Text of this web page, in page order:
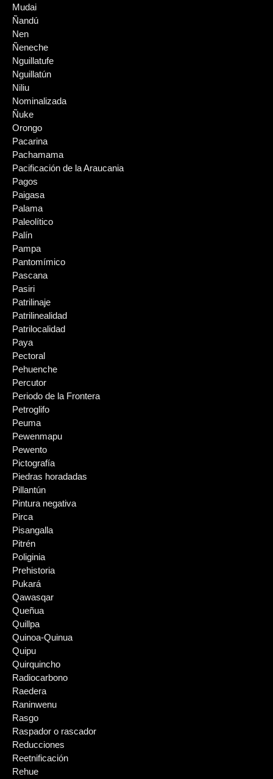
Mudai
Ñandú
Nen
Ñeneche
Nguillatufe
Nguillatún
Niliu
Nominalizada
Ñuke
Orongo
Pacarina
Pachamama
Pacificación de la Araucania
Pagos
Paigasa
Palama
Paleolítico
Palín
Pampa
Pantomímico
Pascana
Pasiri
Patrilinaje
Patrilinealidad
Patrilocalidad
Paya
Pectoral
Pehuenche
Percutor
Periodo de la Frontera
Petroglifo
Peuma
Pewenmapu
Pewento
Pictografía
Piedras horadadas
Pillantún
Pintura negativa
Pirca
Pisangalla
Pitrén
Poliginia
Prehistoria
Pukará
Qawasqar
Queñua
Quillpa
Quinoa-Quinua
Quipu
Quirquincho
Radiocarbono
Raedera
Raninwenu
Rasgo
Raspador o rascador
Reducciones
Reetnificación
Rehue